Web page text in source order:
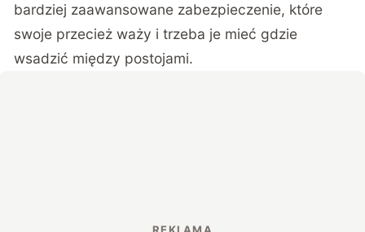
bardziej zaawansowane zabezpieczenie, które
swoje przecież waży i trzeba je mieć gdzie
wsadzić między postojami.